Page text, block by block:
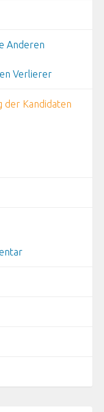
Anderen
Verlierer
der Kandidaten